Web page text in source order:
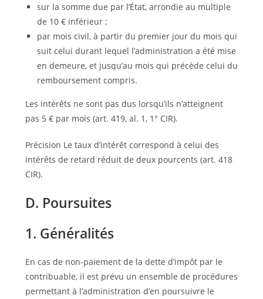
sur la somme due par l’État, arrondie au multiple
de 10 € inférieur ;
par mois civil, à partir du premier jour du mois qui
suit celui durant lequel l’administration a été mise
en demeure, et jusqu’au mois qui précède celui du
remboursement compris.
Les intérêts ne sont pas dus lorsqu’ils n’atteignent
pas 5 € par mois (art. 419, al. 1, 1° CIR).
Précision Le taux d’intérêt correspond à celui des
intérêts de retard réduit de deux pourcents (art. 418
CIR).
D. Poursuites
1. Généralités
En cas de non-paiement de la dette d’impôt par le
contribuable, il est prévu un ensemble de procédures
permettant à l’administration d’en poursuivre le